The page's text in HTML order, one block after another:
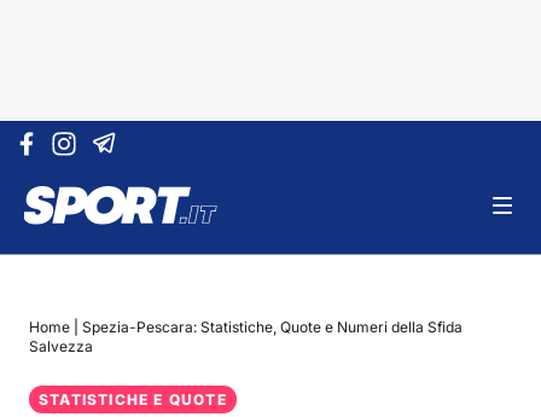
Vai al contenuto
Home
Spezia-Pescara: Statistiche, Quote e Numeri della Sfida
Salvezza
STATISTICHE E QUOTE